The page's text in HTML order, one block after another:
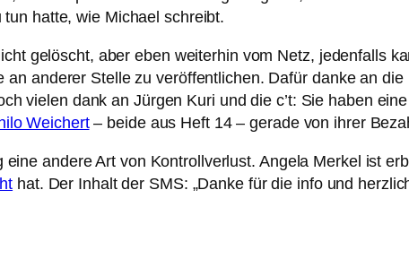
hatte, wie Michael schreibt.
gelöscht, aber eben weiterhin vom Netz, jedenfalls
an anderer Stelle zu veröffentlichen. Dafür danke an
vielen dank an Jürgen Kuri und die c’t: Sie haben
Weichert– beide aus Heft 14 – gerade von ihrer
andere Art von Kontrollverlust. Angela Merkel ist
hat. Der Inhalt der SMS: „Danke für die info und